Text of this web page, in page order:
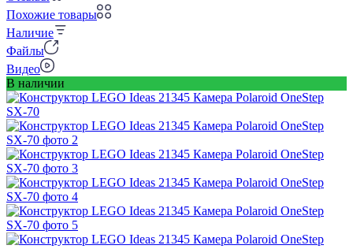
Похожие товары
Наличие
Файлы
Видео
В наличии